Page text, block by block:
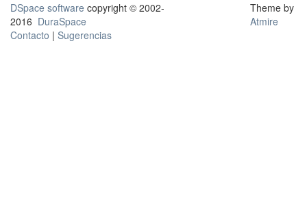
DSpace software copyright © 2002-
2016 DuraSpace
Contacto | Sugerencias
Theme by
Atmire